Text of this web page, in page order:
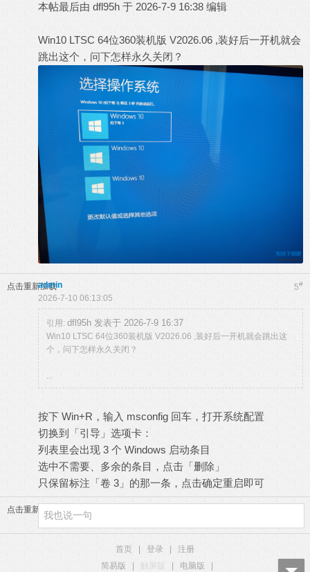
本帖最后由 dfl95h 于 2026-7-9 16:38 编辑
Win10 LTSC 64位360装机版 V2026.06 ,装好后一开机就会
跳出这个，问下怎样永久关闭？
点击重新加载 5#
admin
2026-7-10 06:13:05
引用: dfl95h 发表于 2026-7-9 16:37
Win10 LTSC 64位360装机版 V2026.06 ,装好后一开机就会跳出这
个，问下怎样永久关闭？
...
按下 Win+R，输入 msconfig 回车，打开系统配置
切换到「引导」选项卡：
列表里会出现 3 个 Windows 启动条目
选中不需要、多余的条目，点击「删除」
只保留标注「卷 3」的那一条，点击确定重启即可
点击重新加载
首页 登录
注册
简易版
触屏版 电脑版